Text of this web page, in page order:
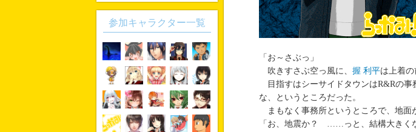
「お～さぶっ」
吹きすさぶ空っ風に、 握 利平は上着の
目指すはシーサイドタウンはR&Rの事
な、というところだった。
まもなく事務所というところで、地面
「お、地震か？ ……っと、結構大きく
参加キャラクター一覧